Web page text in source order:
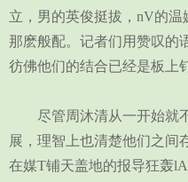
立，男的英俊挺拔，nV的
那麽般配。记者们用赞叹的
彷佛他们的结合已经是板上
尽管周沐清从一开始就
展，理智上也清楚他们之间
在媒T铺天盖地的报导狂轰